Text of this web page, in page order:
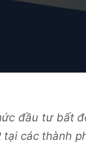
đầu tư bất
tại các thành